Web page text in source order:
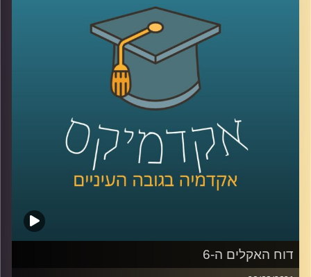
יחד עם פעולות יישומיות בשטח, במחקר בו היא והחברה אותה
איך משתפים פעולה עם גופים נוספים, כאשר כל אחד מהם
בעל מומחיות וכלי עבודה שונים? כיצד לומדים את השטח טרם
הכניסה למדינות היעד? ואיך מקיימים מחקר באפריקה בימי
הקורונה והריחוק החברתי?
קרדיט תמונות:AudioVersity
דוח האקלים ה-6